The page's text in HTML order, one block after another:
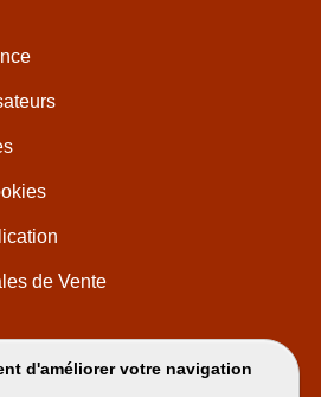
d'améliorer votre navigation
de Vente